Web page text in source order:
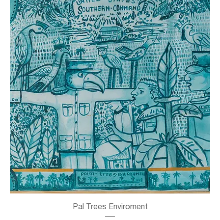
Pal Trees Enviroment